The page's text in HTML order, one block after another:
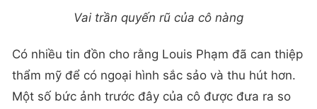
Vai trần quyến rũ của cô nàng
Có nhiều tin đồn cho rằng Louis Phạm đã can thiệp
thẩm mỹ để có ngoại hình sắc sảo và thu hút hơn.
Một số bức ảnh trước đây của cô được đưa ra so